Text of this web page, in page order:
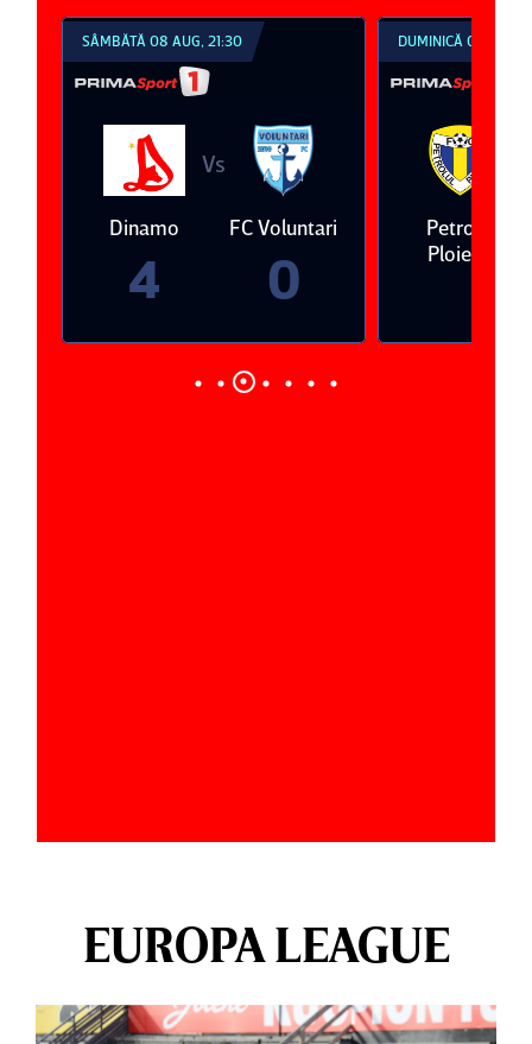
SÂMBĂTĂ 08 AUG, 21:30
Dinamo
4
Vs
FC Voluntari
0
DUMINICĂ 09 AUG,
Petrolul
Ploieşti
EUROPA LEAGUE